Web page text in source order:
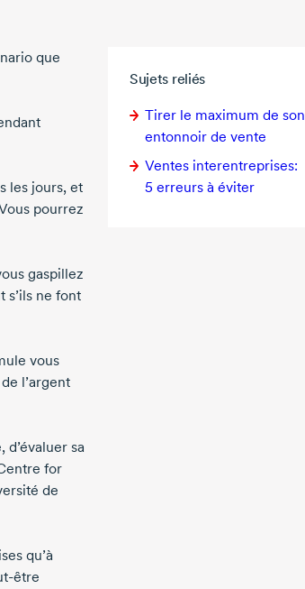
Sujets reliés
Tirer le maximum de son
entonnoir de vente
Ventes interentreprises:
5 erreursà éviter
que
les jours, et
pourrez
gaspillez
s’ils ne font
vous
l’argent
sa
for
de
qu’à
être